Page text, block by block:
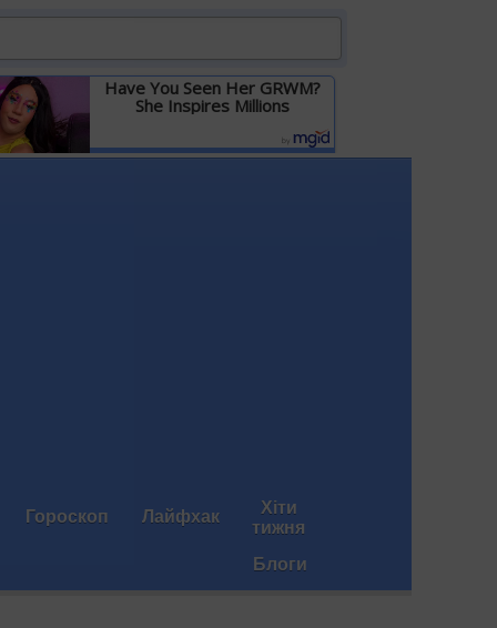
Have You Seen Her GRWM?
She Inspires Millions
Детальніше
Гороскоп Лайфхак Хіти
тижня
Блоги